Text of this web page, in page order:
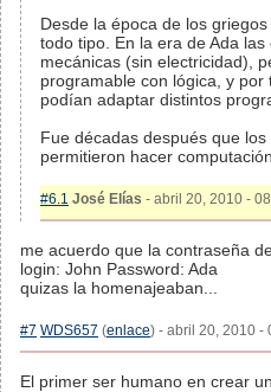
Desde la época de los
todo tipo. En la era de Ada
mecánicas (sin electricidad),
programable con lógica, y
podían adaptar distintos
Fue décadas después que
permitieron hacer
#6.1 José Elías - abril 20, 2010 -
me acuerdo que la contraseña
login: John Password: Ada
quizas la homenajeaban...
#7 WDS657 (enlace) - abril 20, 2010 -
El primer ser humano en crear